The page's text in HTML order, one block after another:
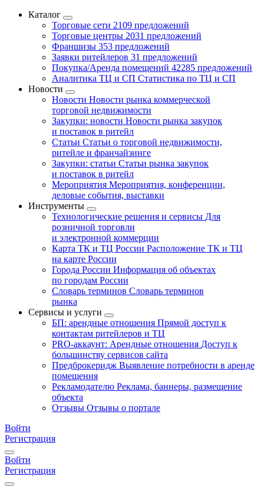
Каталог
Торговые сети 2109 предложений
Торговые центры 2031 предложений
Франшизы 353 предложений
Заявки ритейлеров 31 предложений
Покупка/Аренда помещений 42285 предложений
Аналитика ТЦ и СП Статистика по ТЦ и СП
Новости
Новости Новости рынка коммерческой
торговой недвижимости
Закупки: новости Новости рынка закупок
и поставок в ритейл
Статьи Статьи о торговой недвижимости,
ритейле и франчайзинге
Закупки: статьи Статьи рынка закупок
и поставок в ритейл
Мероприятия Мероприятия, конференции,
деловые события, выставки
Инструменты
Технологические решения и сервисы Для
розничной торговли
и электронной коммерции
Карта ТК и ТЦ России Расположение ТК и ТЦ
на карте России
Города России Информация об объектах
по городам России
Словарь терминов Словарь терминов
рынка
Сервисы и услуги
БП: арендные отношения Прямой доступ к
контактам ритейлеров и ТЦ
PRO-аккаунт: Арендные отношения Доступ к
большинству сервисов сайта
Предброкеридж Выявление потребности в аренде
помещения
Рекламодателю Реклама, баннеры, размещение
объекта
Отзывы Отзывы о портале
Войти
Регистрация
Войти
Регистрация